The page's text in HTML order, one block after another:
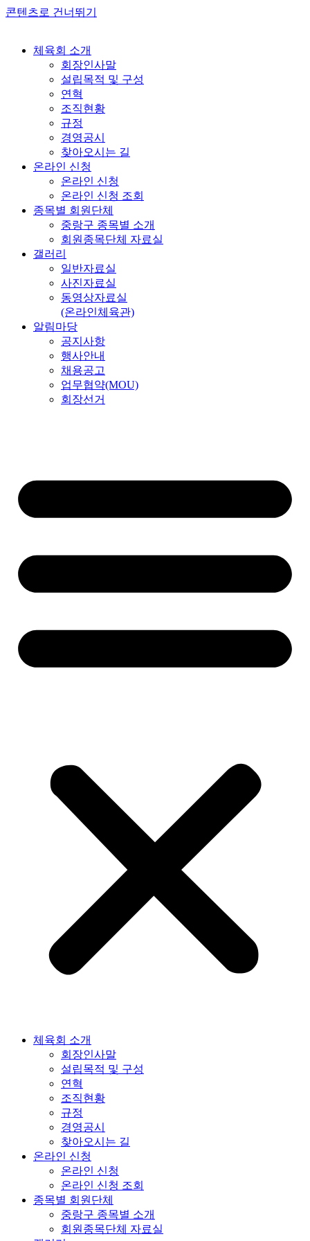
콘텐츠로 건너뛰기
체육회 소개
회장인사말
설립목적 및 구성
연혁
조직현황
규정
경영공시
찾아오시는 길
온라인 신청
온라인 신청
온라인 신청 조회
종목별 회원단체
중랑구 종목별 소개
회원종목단체 자료실
갤러리
일반자료실
사진자료실
동영상자료실
(온라인체육관)
알림마당
공지사항
행사안내
채용공고
업무협약(MOU)
회장선거
체육회 소개
회장인사말
설립목적 및 구성
연혁
조직현황
규정
경영공시
찾아오시는 길
온라인 신청
온라인 신청
온라인 신청 조회
종목별 회원단체
중랑구 종목별 소개
회원종목단체 자료실